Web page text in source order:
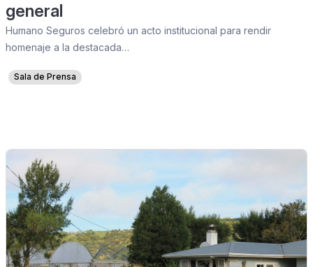
general
Humano Seguros celebró un acto institucional para rendir
homenaje a la destacada…
Sala de Prensa